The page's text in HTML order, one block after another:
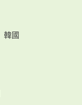
韓國